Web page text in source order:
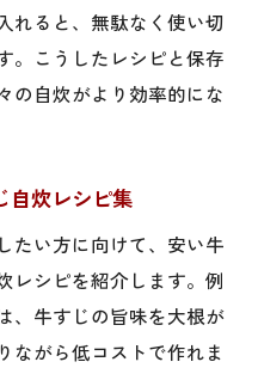
れると、無駄なく使い切
。こうしたレシピと保存
の自炊がより効率的にな
自炊レシピ集
たい方に向けて、安い牛
レシピを紹介します。例
、牛すじの旨味を大根が
ながら低コストで作れま